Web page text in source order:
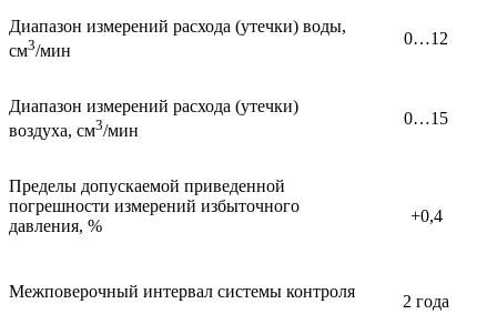
Диапазон измерений расхода (утечки) воды,
см3/мин
0…12
Диапазон измерений расхода (утечки)
воздуха, см3/мин
0…15
Пределы допускаемой приведенной
погрешности измерений избыточного
давления, %
+0,4
Межповерочный интервал системы контроля
2 года